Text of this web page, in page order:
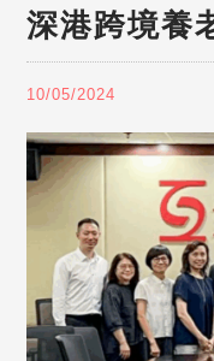
深港跨境養
10/05/2024